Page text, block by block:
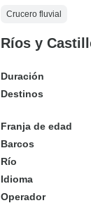
Crucero fluvial
Ríos y
Duración
Destinos
Franja de edad
Barcos
Río
Idioma
Operador